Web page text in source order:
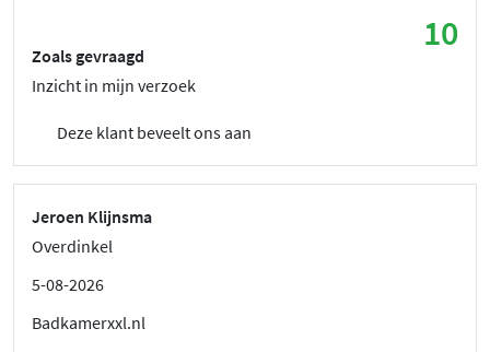
10
Zoals gevraagd
Inzicht in mijn verzoek
Deze klant beveelt ons aan
Jeroen Klijnsma
Overdinkel
5-08-2026
Badkamerxxl.nl